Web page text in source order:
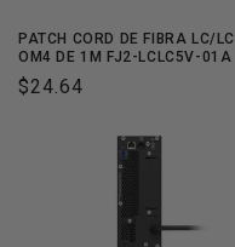
PATCH CORD DE FIBRA LC/LC
OM4 DE 1M FJ2-LCLC5V-01A
Precio
$24.64